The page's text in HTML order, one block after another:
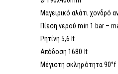
Μαγειρικό αλάτι χονδρό
Πίεση νερού min 1 bar –
Ρητίνη 5,6 lt
Απόδοση 1680 lt
Μέγιστη σκληρότητα 90°f